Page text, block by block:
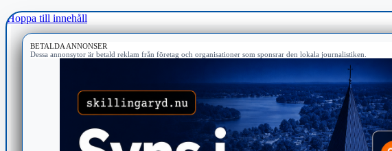
Hoppa till innehåll
BETALDA ANNONSER
Dessa annonsytor är betald reklam från företag och organisationer som sponsrar den lokala journalistiken.